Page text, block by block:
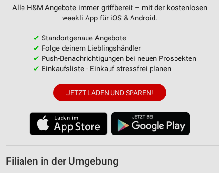
Alle H&M Angebote immer griffbereit – mit der kostenlosen
weekli App für iOS & Android.
✔ Standortgenaue Angebote
✔ Folge deinem Lieblingshändler
✔ Push-Benachrichtigungen bei neuen Prospekten
✔ Einkaufsliste - Einkauf stressfrei planen
JETZT LADEN UND SPAREN!
Filialen in der Umgebung